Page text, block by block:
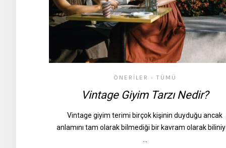
ÖNERILER • TÜMÜ
Vintage Giyim Tarzı Nedir?
Vintage giyim terimi birçok kişinin duyduğu ancak
anlamını tam olarak bilmediği bir kavram olarak